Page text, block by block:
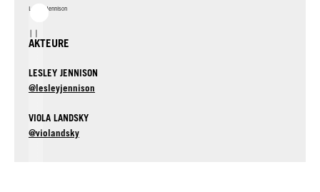
Lesley Jennison
AKTEURE
LESLEY JENNISON
@lesleyjennison
VIOLA LANDSKY
@violandsky